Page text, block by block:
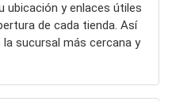
ubicación y enlaces útiles
de cada tienda. Así
sucursal más cercana y